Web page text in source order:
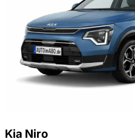
Kia Niro